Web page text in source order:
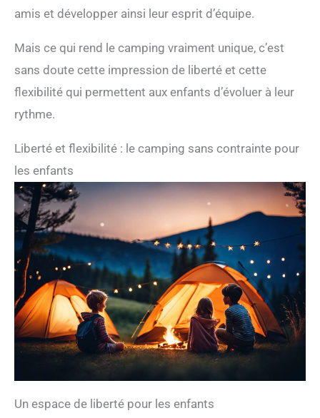
amis et développer ainsi leur esprit d’équipe.
Mais ce qui rend le camping vraiment unique, c’est
sans doute cette impression de liberté et cette
flexibilité qui permettent aux enfants d’évoluer à leur
rythme.
Liberté et flexibilité : le camping sans contrainte pour
les enfants
Un espace de liberté pour les enfants